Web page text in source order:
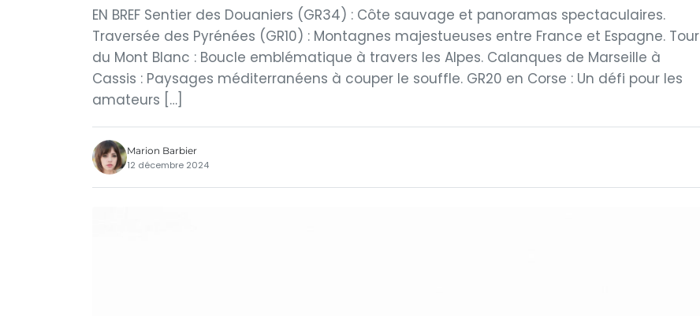
EN BREF Sentier des Douaniers (GR34) : Côte sauvage et panoramas spectaculaires.
Traversée des Pyrénées (GR10) : Montagnes majestueuses entre France et Espagne. Tour
du Mont Blanc : Boucle emblématique à travers les Alpes. Calanques de Marseille à
Cassis : Paysages méditerranéens à couper le souffle. GR20 en Corse : Un défi pour les
amateurs […]
Marion Barbier
12 décembre 2024